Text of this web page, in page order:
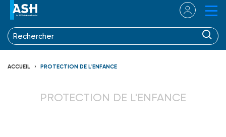
ACCUEIL PROTECTION DE L'ENFANCE
PROTECTION DE L'ENFANCE